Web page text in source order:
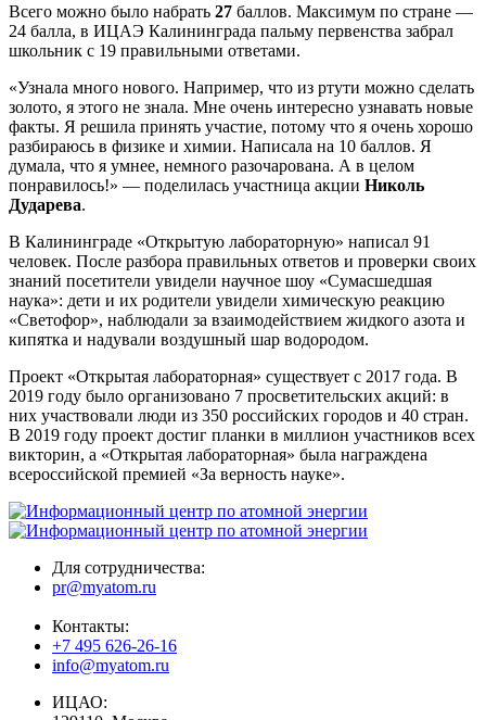
Всего можно было набрать 27 баллов. Максимум по стране —
24 балла, в ИЦАЭ Калининграда пальму первенства забрал
школьник с 19 правильными ответами.
«Узнала много нового. Например, что из ртути можно сделать
золото, я этого не знала. Мне очень интересно узнавать новые
факты. Я решила принять участие, потому что я очень хорошо
разбираюсь в физике и химии. Написала на 10 баллов. Я
думала, что я умнее, немного разочарована. А в целом
понравилось!» — поделилась участница акции Николь
Дударева.
В Калининграде «Открытую лабораторную» написал 91
человек. После разбора правильных ответов и проверки своих
знаний посетители увидели научное шоу «Сумасшедшая
наука»: дети и их родители увидели химическую реакцию
«Светофор», наблюдали за взаимодействием жидкого азота и
кипятка и надували воздушный шар водородом.
Проект «Открытая лабораторная» существует с 2017 года. В
2019 году было организовано 7 просветительских акций: в
них участвовали люди из 350 российских городов и 40 стран.
В 2019 году проект достиг планки в миллион участников всех
викторин, а «Открытая лабораторная» была награждена
всероссийской премией «За верность науке».
Для сотрудничества:
pr@myatom.ru
Контакты:
+7 495 626-26-16
info@myatom.ru
ИЦАО: